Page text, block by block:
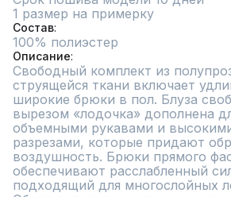
1 размер на примерку
Состав
100% полиэстер
Описание
Свободный комплект из
струящейся ткани включает
широкие брюки в пол. Блуза
вырезом «лодочка» дополнена
объемными рукавами и
разрезами, которые придают
воздушность. Брюки прямого
обеспечивают расслабленный
подходящий для многослойных